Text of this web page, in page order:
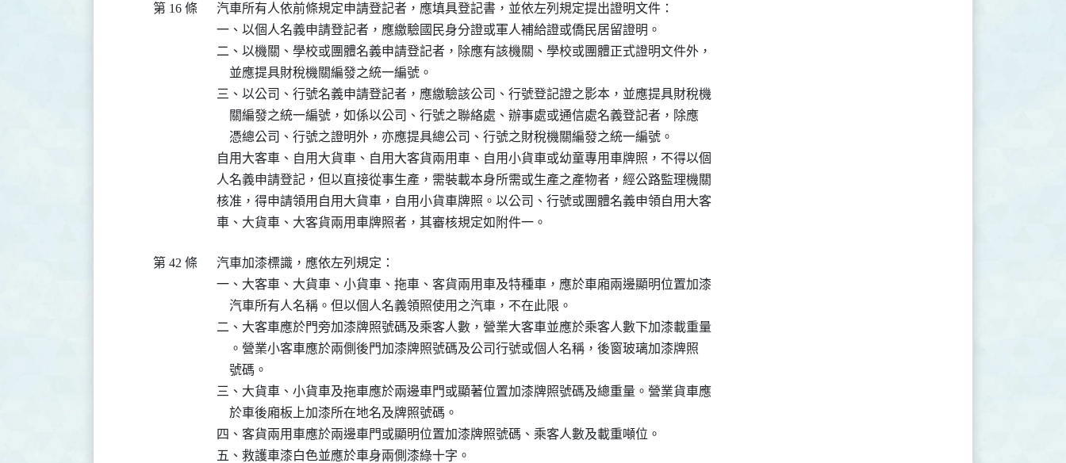
第 16 條
  汽車所有人依前條規定申請登記者，應填具登記書，並依左列規定提出證明文件：
  一、以個人名義申請登記者，應繳驗國民身分證或軍人補給證或僑民居留證明。
  二、以機關、學校或團體名義申請登記者，除應有該機關、學校或團體正式證明文件外，
      並應提具財稅機關編發之統一編號。
  三、以公司、行號名義申請登記者，應繳驗該公司、行號登記證之影本，並應提具財稅機
      關編發之統一編號，如係以公司、行號之聯絡處、辦事處或通信處名義登記者，除應
      憑總公司、行號之證明外，亦應提具總公司、行號之財稅機關編發之統一編號。
  自用大客車、自用大貨車、自用大客貨兩用車、自用小貨車或幼童專用車牌照，不得以個
  人名義申請登記，但以直接從事生產，需裝載本身所需或生產之產物者，經公路監理機關
  核准，得申請領用自用大貨車，自用小貨車牌照。以公司、行號或團體名義申領自用大客
第 42 條
  汽車加漆標識，應依左列規定：
  一、大客車、大貨車、小貨車、拖車、客貨兩用車及特種車，應於車廂兩邊顯明位置加漆
      汽車所有人名稱。但以個人名義領照使用之汽車，不在此限。
  二、大客車應於門旁加漆牌照號碼及乘客人數，營業大客車並應於乘客人數下加漆載重量
      。營業小客車應於兩側後門加漆牌照號碼及公司行號或個人名稱，後窗玻璃加漆牌照
      號碼。
  三、大貨車、小貨車及拖車應於兩邊車門或顯著位置加漆牌照號碼及總重量。營業貨車應
      於車後廂板上加漆所在地名及牌照號碼。
  四、客貨兩用車應於兩邊車門或顯明位置加漆牌照號碼、乘客人數及載重噸位。
  五、救護車漆白色並應於車身兩側漆綠十字。